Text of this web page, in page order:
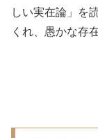
しい実在論」を
くれ、愚かな存